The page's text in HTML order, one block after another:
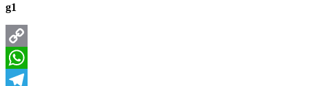
g1
Copy
Link
WhatsApp